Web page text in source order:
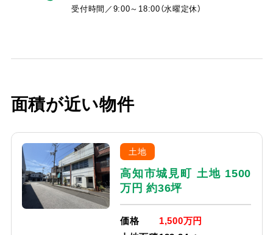
受付時間／9:00～18:00（水曜定休）
面積が近い物件
土地
高知市城見町 土地 1500
万円 約36坪
価格
1,500万円